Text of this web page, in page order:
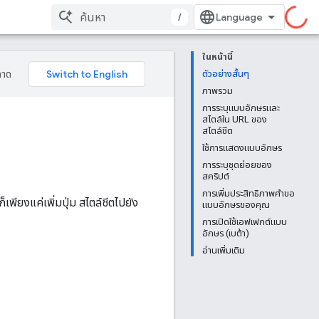
/
ในหน้านี้
ตัวอย่างสั้นๆ
ภาพรวม
การระบุแบบอักษรและ
สไตล์ใน URL ของ
สไตล์ชีต
ใช้การแสดงแบบอักษร
การระบุชุดย่อยของ
สคริปต์
การเพิ่มประสิทธิภาพคำขอ
แบบอักษรของคุณ
การเปิดใช้เอฟเฟกต์แบบ
อักษร (เบต้า)
อ่านเพิ่มเติม
ด
พียงแค่เพิ่มปุ่ม สไตล์ชีตไปยัง